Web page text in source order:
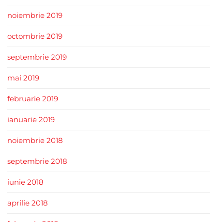
noiembrie 2019
octombrie 2019
septembrie 2019
mai 2019
februarie 2019
ianuarie 2019
noiembrie 2018
septembrie 2018
iunie 2018
aprilie 2018